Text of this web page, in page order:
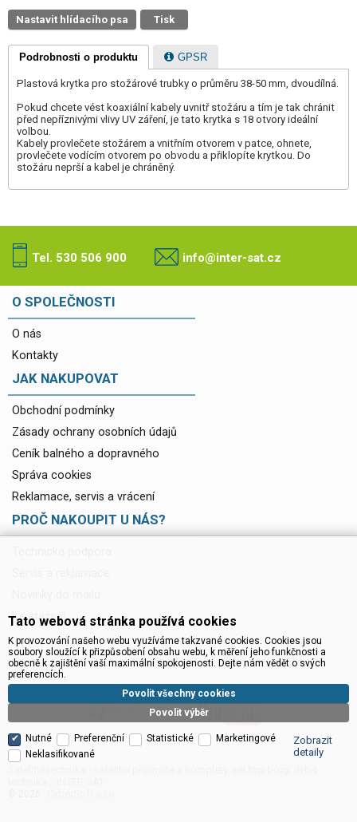
Nastavit hlídacího psa Tisk
Podrobnosti o produktu GPSR
Plastová krytka pro stožárové trubky o průměru 38-50 mm, dvoudílná.
Pokud chcete vést koaxiální kabely uvnitř stožáru a tím je tak chránit
před nepříznivými vlivy UV záření, je tato krytka s 18 otvory ideální
volbou.
Kabely provlečete stožárem a vnitřním otvorem v patce, ohnete,
provlečete vodícím otvorem po obvodu a přiklopíte krytkou. Do
stožáru neprší a kabel je chráněný.
Tel. 530 506 900 info@inter-sat.cz
O SPOLEČNOSTI
O nás
Kontakty
JAK NAKUPOVAT
Obchodní podmínky
Zásady ochrany osobních údajů
Ceník balného a dopravného
Správa cookies
Reklamace, servis a vrácení
PROČ NAKOUPIT U NÁS?
Ke stažení
Tato webová stránka používá cookies
K provozování našeho webu využíváme takzvané cookies. Cookies jsou
soubory sloužící k přizpůsobení obsahu webu, k měření jeho funkčnosti a
obecně k zajištění vaší maximální spokojenosti. Dejte nám vědět o svých
preferencích.
Povolit výběr
Povolit všechny cookies
Nutné Preferenční Statistické
Marketingové
Neklasifikované
Zobrazit
detaily